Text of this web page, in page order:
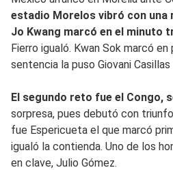
estadio Morelos vibró con
Jo Kwang marcó en el minuto
Fierro igualó. Kwan Sok marcó
sentencia la puso Giovani
El segundo reto fue el Congo,
sorpresa, pues debutó con
fue Espericueta el que marcó
igualó la contienda. Uno de los
en clave, Julio Gómez.